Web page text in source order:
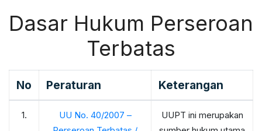
Dasar Hukum Perseroan
Terbatas
No Peraturan Keterangan
1.
UU No. 40/2007 –
UUPT ini merupakan